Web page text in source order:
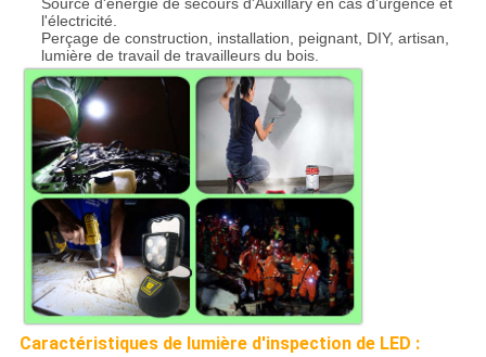
l'électricité.
Perçage de construction, installation, peignant, DIY, artisan,
lumière de travail de travailleurs du bois.
Caractéristiques de lumière d'inspection de LED :